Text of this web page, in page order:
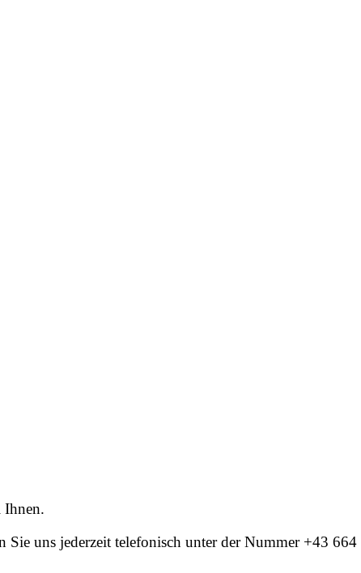
Ihnen.
Sie uns jederzeit telefonisch unter der Nummer +43